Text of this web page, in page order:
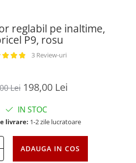
reglabil pe inaltime,
P9, rosu
3 Review-uri
Lei 198,00 Lei
IN STOC
livrare: 1-2 zile lucratoare
ADAUGA IN COS